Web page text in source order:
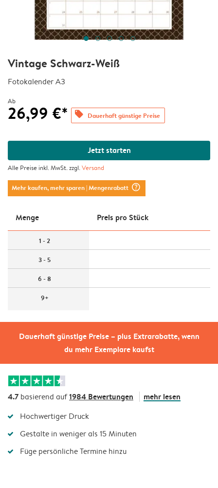
Dauerhaft günstige Preise – plus Extrarabatte, wenn
du mehr Exemplare kaufst
Vintage Schwarz-Weiß
Fotokalender A3
Ab
26,99 €* offers Dauerhaft günstige Preise
Jetzt starten
Alle Preise inkl. MwSt. zzgl.Versand
Mehr kaufen, mehr sparen| Mengenrabatt question_mark_circle
Menge Preis pro Stück
1 - 2
3 - 5
6 - 8
9+
4.7 basierend auf1984 Bewertungen mehr lesen
Hochwertiger Druck
Gestalte in weniger als 15 Minuten
Füge persönliche Termine hinzu